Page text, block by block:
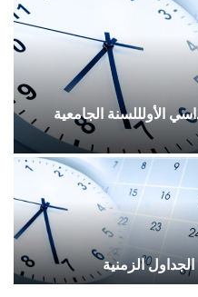
الأولللسنة الجامعية
الجداول الزمنية